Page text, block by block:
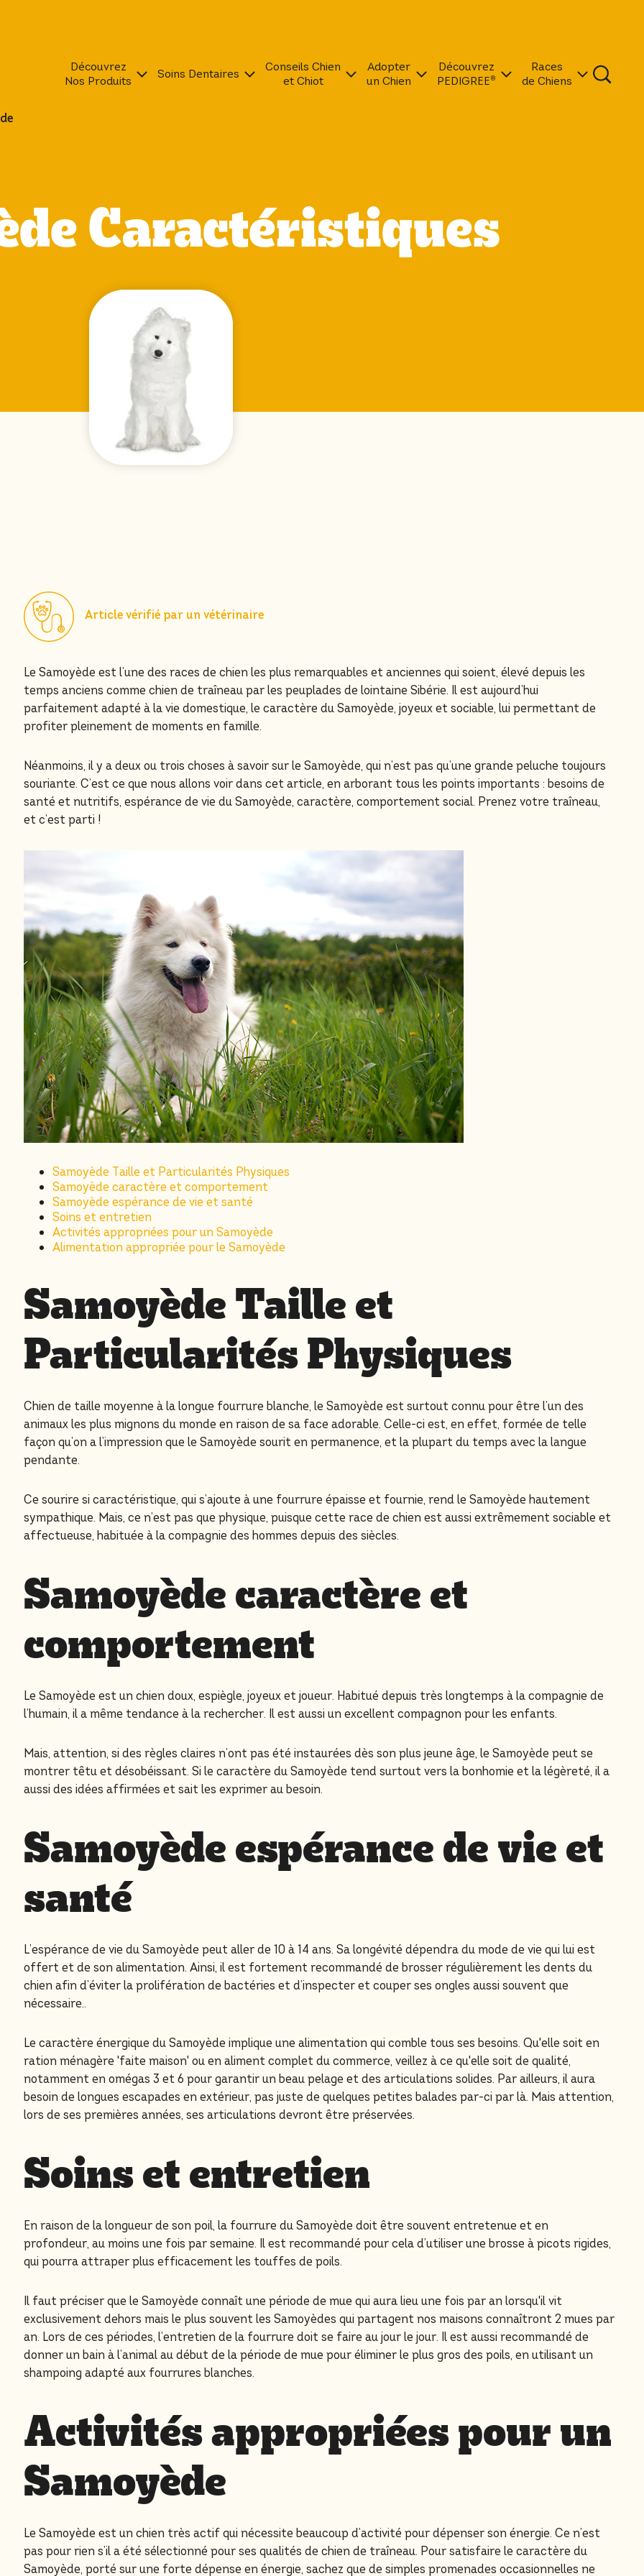
Découvrez
Nos Produits
Soins Dentaires
Conseils Chien
et Chiot
Adopter
un Chien
Découvrez
PEDIGREE®
Races
de Chiens
Caractéristiques
Article vérifié par un vétérinaire
Le Samoyède est l’une des races de chien les plus remarquables et anciennes qui soient, élevé depuis les
temps anciens comme chien de traîneau par les peuplades de lointaine Sibérie. Il est aujourd’hui
parfaitement adapté à la vie domestique, le caractère du Samoyède, joyeux et sociable, lui permettant de
profiter pleinement de moments en famille.
Néanmoins, il y a deux ou trois choses à savoir sur le Samoyède, qui n’est pas qu’une grande peluche toujours
souriante. C’est ce que nous allons voir dans cet article, en arborant tous les points importants : besoins de
santé et nutritifs, espérance de vie du Samoyède, caractère, comportement social. Prenez votre traîneau,
et c’est parti !
Samoyède Taille et Particularités Physiques
Samoyède caractère et comportement
Samoyède espérance de vie et santé
Soins et entretien
Activités appropriées pour un Samoyède
Alimentation appropriée pour le Samoyède
Samoyède Taille et
Particularités Physiques
Chien de taille moyenne à la longue fourrure blanche, le Samoyède est surtout connu pour être l’un des
animaux les plus mignons du monde en raison de sa face adorable. Celle-ci est, en effet, formée de telle
façon qu’on a l’impression que le Samoyède sourit en permanence, et la plupart du temps avec la langue
pendante.
Ce sourire si caractéristique, qui s’ajoute à une fourrure épaisse et fournie, rend le Samoyède hautement
sympathique. Mais, ce n’est pas que physique, puisque cette race de chien est aussi extrêmement sociable et
affectueuse, habituée à la compagnie des hommes depuis des siècles.
Samoyède caractère et
comportement
Le Samoyède est un chien doux, espiègle, joyeux et joueur. Habitué depuis très longtemps à la compagnie de
l’humain, il a même tendance à la rechercher. Il est aussi un excellent compagnon pour les enfants.
Mais, attention, si des règles claires n’ont pas été instaurées dès son plus jeune âge, le Samoyède peut se
montrer têtu et désobéissant. Si le caractère du Samoyède tend surtout vers la bonhomie et la légèreté, il a
aussi des idées affirmées et sait les exprimer au besoin.
Samoyède espérance de vie et
santé
L’espérance de vie du Samoyède peut aller de 10 à 14 ans. Sa longévité dépendra du mode de vie qui lui est
offert et de son alimentation. Ainsi, il est fortement recommandé de brosser régulièrement les dents du
chien afin d’éviter la prolifération de bactéries et d’inspecter et couper ses ongles aussi souvent que
nécessaire..
Le caractère énergique du Samoyède implique une alimentation qui comble tous ses besoins. Qu'elle soit en
ration ménagère 'faite maison' ou en aliment complet du commerce, veillez à ce qu'elle soit de qualité,
notamment en omégas 3 et 6 pour garantir un beau pelage et des articulations solides. Par ailleurs, il aura
besoin de longues escapades en extérieur, pas juste de quelques petites balades par-ci par là. Mais attention,
lors de ses premières années, ses articulations devront être préservées.
Soins et entretien
En raison de la longueur de son poil, la fourrure du Samoyède doit être souvent entretenue et en
profondeur, au moins une fois par semaine. Il est recommandé pour cela d’utiliser une brosse à picots rigides,
qui pourra attraper plus efficacement les touffes de poils.
Il faut préciser que le Samoyède connaît une période de mue qui aura lieu une fois par an lorsqu'il vit
exclusivement dehors mais le plus souvent les Samoyèdes qui partagent nos maisons connaîtront 2 mues par
an. Lors de ces périodes, l’entretien de la fourrure doit se faire au jour le jour. Il est aussi recommandé de
donner un bain à l’animal au début de la période de mue pour éliminer le plus gros des poils, en utilisant un
shampoing adapté aux fourrures blanches.
Activités appropriées pour un
Samoyède
Le Samoyède est un chien très actif qui nécessite beaucoup d’activité pour dépenser son énergie. Ce n’est
pas pour rien s’il a été sélectionné pour ses qualités de chien de traîneau. Pour satisfaire le caractère du
Samoyède, porté sur une forte dépense en énergie, sachez que de simples promenades occasionnelles ne